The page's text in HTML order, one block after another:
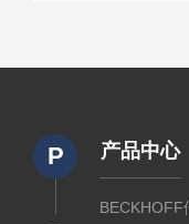
P 产品中心
BECKHOFF